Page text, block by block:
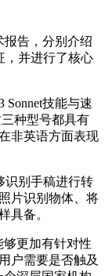
告，分别介绍
，并进行了核心
技能与速
种型号都具有
非英语方面表现
别手稿进行转
片识别物体、将
具备。
更加有针对性
户需要是否触及